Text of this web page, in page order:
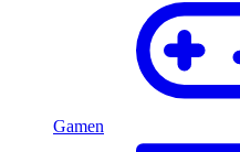
Gamen